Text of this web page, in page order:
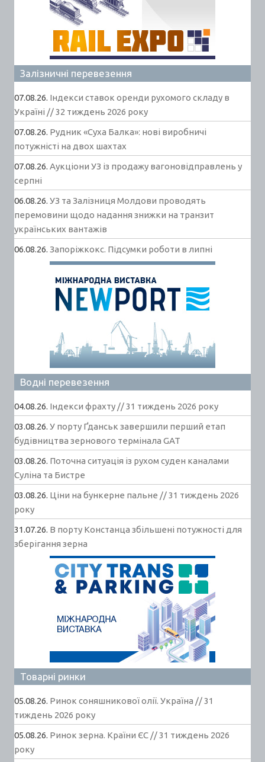
Залізничні перевезення
07.08.26. Індекси ставок оренди рухомого складу в
Україні // 32 тиждень 2026 року
07.08.26. Рудник «Суха Балка»: нові виробничі
потужністі на двох шахтах
07.08.26. Аукціони УЗ із продажу вагоновідправлень у
серпні
06.08.26. УЗ та Залізниця Молдови проводять
перемовини щодо надання знижки на транзит
українських вантажів
06.08.26. Запоріжкокс. Підсумки роботи в липні
Водні перевезення
04.08.26. Індекси фрахту // 31 тиждень 2026 року
03.08.26. У порту Ґданськ завершили перший етап
будівництва зернового термінала GAT
03.08.26. Поточна ситуація із рухом суден каналами
Суліна та Бистре
03.08.26. Ціни на бункерне пальне // 31 тиждень 2026
року
31.07.26. В порту Констанца збільшені потужності для
зберігання зерна
Товарні ринки
05.08.26. Ринок соняшникової олії. Україна // 31
тиждень 2026 року
05.08.26. Ринок зерна. Країни ЄС // 31 тиждень 2026
року